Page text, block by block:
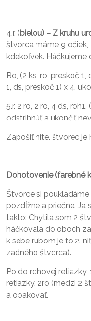
4.r. (bielou) – Z kruhu
štvorca máme 9 očiek,
kdekoľvek. Háčkujeme
Ro, (2 ks, ro, preskoč 1,
1, ds, preskoč 1) x 4,
5.r. 2 ro, 2 ro, 4 ds,
odstrihnúť a ukončiť
Zapošiť nite, štvorec je
Dohotovenie (farebné
Štvorce si
pozdĺžne a priečne.
takto: Chytila som 2
háčkovala do oboch
k sebe rubom je to 2.
zadného štvorca).
Po do rohovej
retiazky, 2ro (medzi 2
a opakovať.